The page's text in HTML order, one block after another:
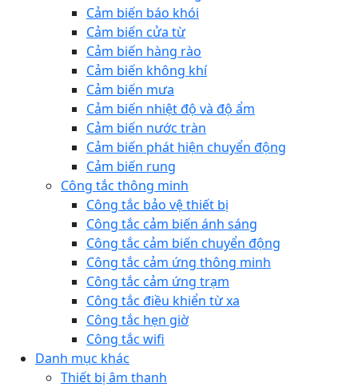
Cảm biến báo khói
Cảm biến cửa từ
Cảm biến hàng rào
Cảm biến không khí
Cảm biến mưa
Cảm biến nhiệt độ và độ ẩm
Cảm biến nước tràn
Cảm biến phát hiện chuyển động
Cảm biến rung
Công tắc thông minh
Công tắc bảo vệ thiết bị
Công tắc cảm biến ánh sáng
Công tắc cảm biến chuyển động
Công tắc cảm ứng thông minh
Công tắc cảm ứng trạm
Công tắc điều khiển từ xa
Công tắc hẹn giờ
Công tắc wifi
Danh mục khác
Thiết bị âm thanh